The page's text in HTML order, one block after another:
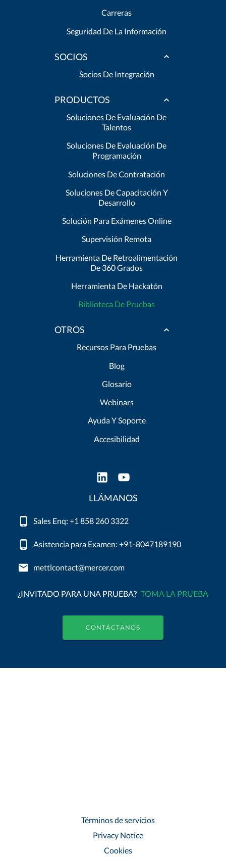
Carreras
Seguridad De La Información
SOCIOS
Socios De Integración
PRODUCTOS
Soluciones De Evaluación De
Talentos
Soluciones De Evaluación De
Programación
Soluciones De Contratación
Soluciones De Capacitación Y
Desarrollo
Solución Para Exámenes Online
Supervisión Remota
Herramienta De Retroalimentación
De 360 Grados
Herramienta De Hackatón
Biblioteca De Pruebas
OTROS
Recursos Para Pruebas
Blog
Glosario
Webinars
Ayuda Y Soporte
Accesibilidad
LLÁMANOS
Sales Enq: +1 858 260 3322
Asistencia para Examen: +91-8047189190
mettlcontact@mercer.com
¿INVITADO PARA UNA PRUEBA? TOMA LA PRUEBA
CONTÁCTANOS
Términos de servicios
Privacy Notice
Cookies